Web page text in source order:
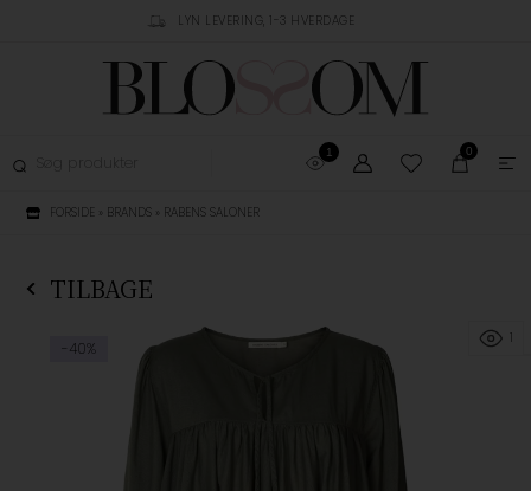
LYN LEVERING, 1-3 HVERDAGE
1 0
FORSIDE » BRANDS » RABENS SALONER
TILBAGE
1